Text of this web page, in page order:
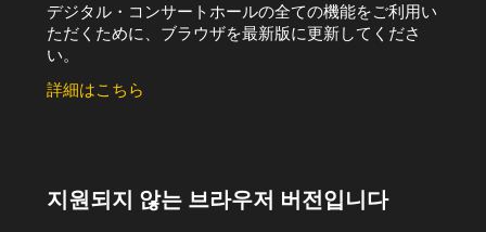
デジタル・コンサートホールの全ての機能をご利用い
ただくために、ブラウザを最新版に更新してくださ
い。
詳細はこちら
지원되지 않는 브라우저 버전입니다